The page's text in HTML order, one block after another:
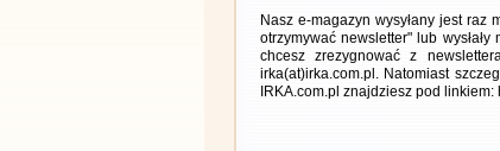
Nasz e-magazyn wysyłany jest raz
otrzymywać newsletter" lub
chcesz zrezygnować z
irka(at)irka.com.pl. Natomiast
IRKA.com.pl znajdziesz pod